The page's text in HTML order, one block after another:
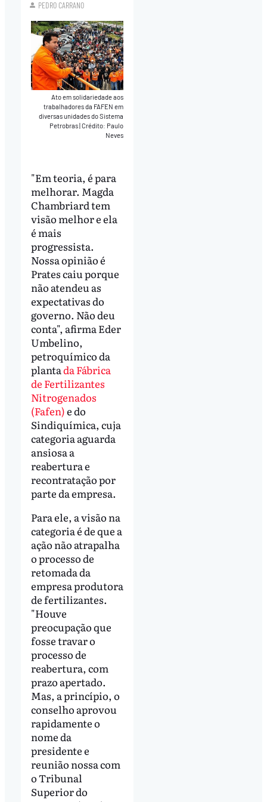
PEDRO CARRANO
Ato em solidariedade aos
trabalhadores da FAFEN em
diversas unidades do Sistema
Petrobras Crédito: Paulo
Neves
"Em teoria, é para
melhorar. Magda
Chambriard tem
visão melhor e ela
é mais
progressista.
Nossa opinião é
Prates caiu porque
não atendeu as
expectativas do
governo. Não deu
conta", afirma Eder
Umbelino,
petroquímico da
plantada Fábrica
de Fertilizantes
Nitrogenados
(Fafen)e do
Sindiquímica, cuja
categoria aguarda
ansiosa a
reabertura e
recontratação por
parte da empresa.
Para ele, a visão na
categoria é de que a
ação não atrapalha
o processo de
retomada da
empresa produtora
de fertilizantes.
"Houve
preocupação que
fosse travar o
processo de
reabertura, com
prazo apertado.
Mas, a princípio, o
conselho aprovou
rapidamente o
nome da
presidente e
reunião nossa com
o Tribunal
Superior do